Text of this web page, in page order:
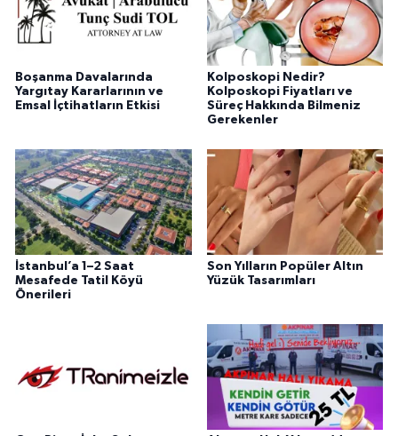
Boşanma Davalarında
Yargıtay Kararlarının ve
Emsal İçtihatların Etkisi
Kolposkopi Nedir?
Kolposkopi Fiyatları ve
Süreç Hakkında Bilmeniz
Gerekenler
İstanbul’a 1–2 Saat
Mesafede Tatil Köyü
Önerileri
Son Yılların Popüler Altın
Yüzük Tasarımları